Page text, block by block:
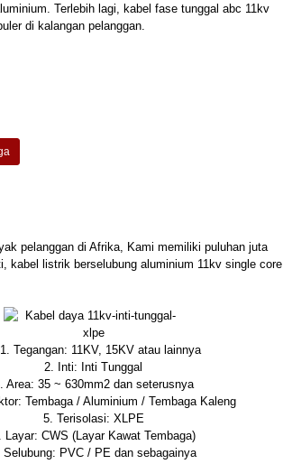
Terlebih lagi, kabel fase tunggal abc 11kv
di kalangan pelanggan.
pelanggan di Afrika, Kami memiliki puluhan juta
kabel listrik berselubung aluminium 11kv single core
Tegangan: 11KV, 15KV atau lainnya
2. Inti: Inti Tunggal
Area: 35 ~ 630mm2 dan seterusnya
Tembaga / Aluminium / Tembaga Kaleng
5. Terisolasi: XLPE
Layar: CWS (Layar Kawat Tembaga)
Selubung: PVC / PE dan sebagainya